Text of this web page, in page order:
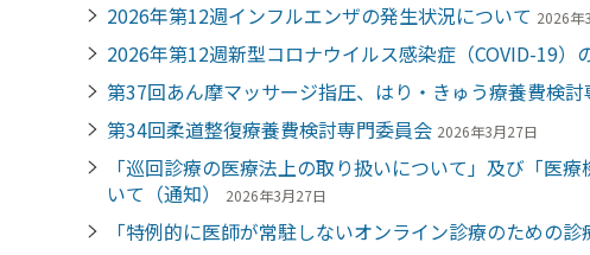
2026年第12週インフルエンザの発生状況について 2026年
2026年第12週新型コロナウイルス感染症（COVID-19）
第37回あん摩マッサージ指圧、はり・きゅう療養費検
第34回柔道整復療養費検討専門委員会 2026年3月27日
「巡回診療の医療法上の取り扱いについて」及び「医
いて（通知）
2026年3月27日
「特例的に医師が常駐しないオンライン診療のための